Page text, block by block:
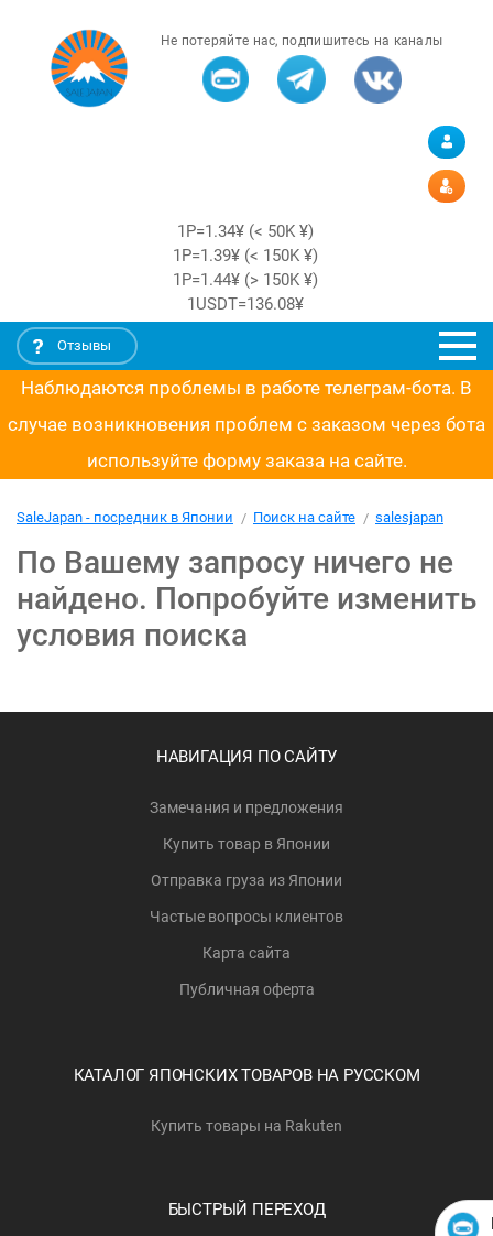
Не потеряйте нас, подпишитесь на каналы
1Р=1.34¥ (< 50K ¥)
1Р=1.39¥ (< 150K ¥)
1Р=1.44¥ (> 150K ¥)
1USDT=136.08¥
Отзывы
Наблюдаются проблемы в работе телеграм-бота. В
случае возникновения проблем с заказом через бота
используйте форму заказа на сайте.
SaleJapan - посредник в Японии Поиск на сайте salesjapan
По Вашему запросу ничего не
найдено. Попробуйте изменить
условия поиска
НАВИГАЦИЯ ПО САЙТУ
Замечания и предложения
Купить товар в Японии
Отправка груза из Японии
Частые вопросы клиентов
Карта сайта
Публичная оферта
КАТАЛОГ ЯПОНСКИХ ТОВАРОВ НА РУССКОМ
Купить товары на Rakuten
БЫСТРЫЙ ПЕРЕХОД